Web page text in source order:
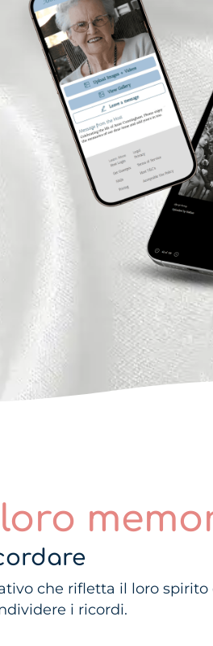
che rifletta il loro spirito
i ricordi.